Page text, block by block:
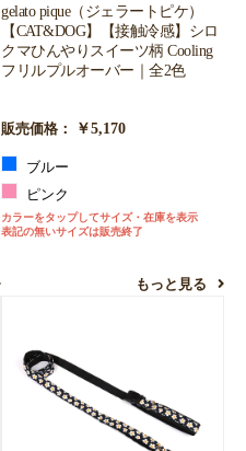
gelato pique（ジェラートピケ）
【CAT&DOG】【接触冷感】シロ
クマひんやりスイーツ柄 Cooling
フリルプルオーバー｜全2色
販売価格： ￥5,170
ブルー
ピンク
カラーをタップしてサイズ・在庫を表示
表記の無いサイズは販売終了
もっと見る